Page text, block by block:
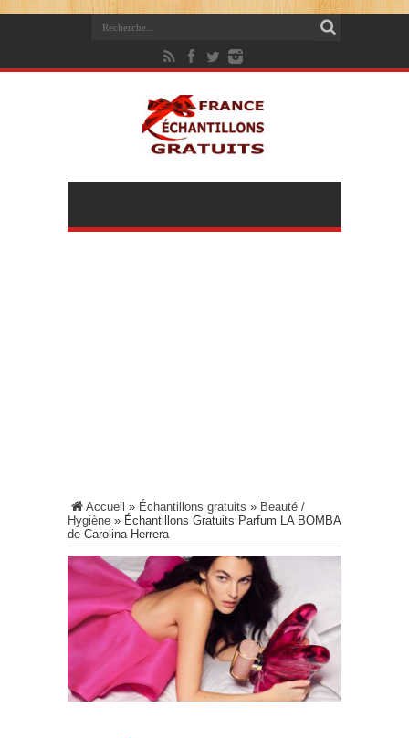
Accueil » Échantillons gratuits » Beauté /
Hygiène » Échantillons Gratuits Parfum LA BOMBA
de Carolina Herrera